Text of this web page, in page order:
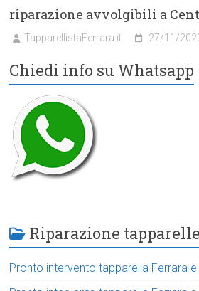
riparazione avvolgibili a
TapparellistaFerrara.it 27/11/
Chiedi info su Whatsapp
Riparazione
Pronto intervento tapparella Ferrara